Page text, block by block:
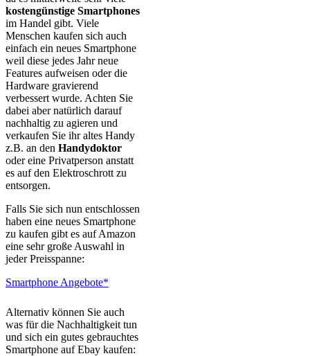
kostengünstige Smartphones
im Handel gibt. Viele
Menschen kaufen sich auch
einfach ein neues Smartphone
weil diese jedes Jahr neue
Features aufweisen oder die
Hardware gravierend
verbessert wurde. Achten Sie
dabei aber natürlich darauf
nachhaltig zu agieren und
verkaufen Sie ihr altes Handy
z.B. an den Handydoktor
oder eine Privatperson anstatt
es auf den Elektroschrott zu
entsorgen.
Falls Sie sich nun entschlossen
haben eine neues Smartphone
zu kaufen gibt es auf Amazon
eine sehr große Auswahl in
jeder Preisspanne:
Smartphone Angebote*
Alternativ können Sie auch
was für die Nachhaltigkeit tun
und sich ein gutes gebrauchtes
Smartphone auf Ebay kaufen: